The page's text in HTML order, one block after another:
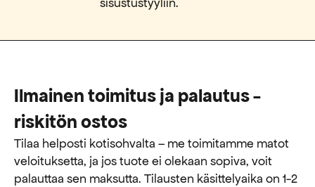
Ilmainen toimitus ja palautus -
riskitön ostos
Tilaa helposti kotisohvalta – me toimitamme matot
veloituksetta, ja jos tuote ei olekaan sopiva, voit
palauttaa sen maksutta. ​​Tilausten käsittelyaika on 1-2